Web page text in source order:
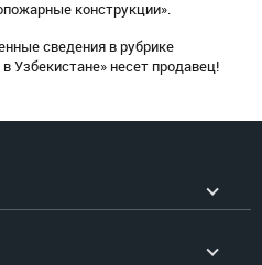
конструкции».
сведения в рубрике
Узбекистане» несет продавец!